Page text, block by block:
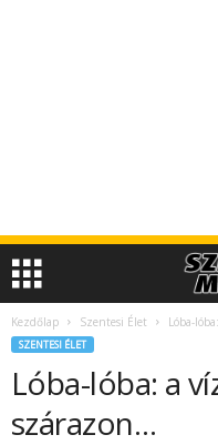
Kezdőlap Szentesi Élet Lóba-
SZENTESI ÉLET
Lóba-lóba: a
szárazon…